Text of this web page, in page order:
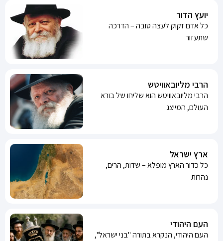
יועץ הדור
כל אדם זקוק לעצה טובה – הדרכה
שתעזור
הרבי מליובאוויטש
הרבי מליובאוויטש הוא שליחו של בורא
העולם, המייצג
ארץ ישראל
כל כדור הארץ מופלא – שדות, הרים,
נהרות
העם היהודי
העם היהודי, הנקרא בתורה "בני ישראל",